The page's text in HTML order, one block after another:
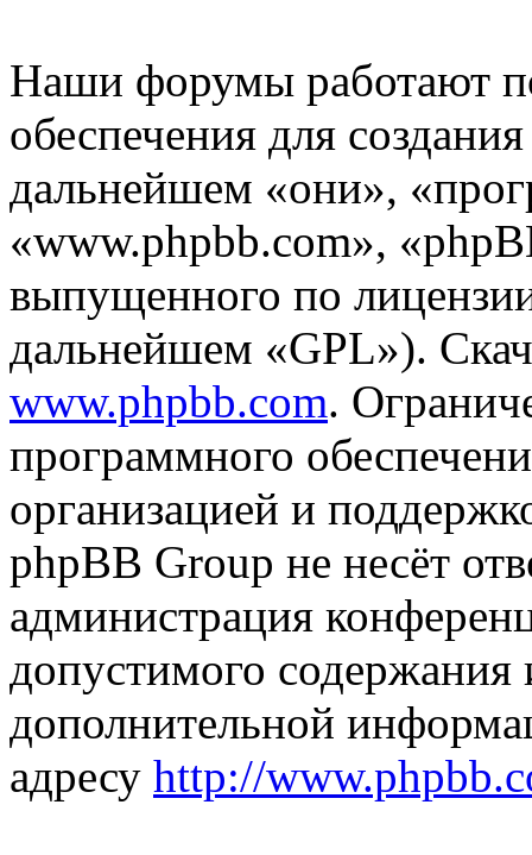
Наши форумы работают
обеспечения для
дальнейшем «они»,
«www.phpbb.com»,
выпущенного по
дальнейшем «GPL»).
www.phpbb.com.
программного
организацией и
phpBB Group не несёт
администрация
допустимого
дополнительной
адресу http://